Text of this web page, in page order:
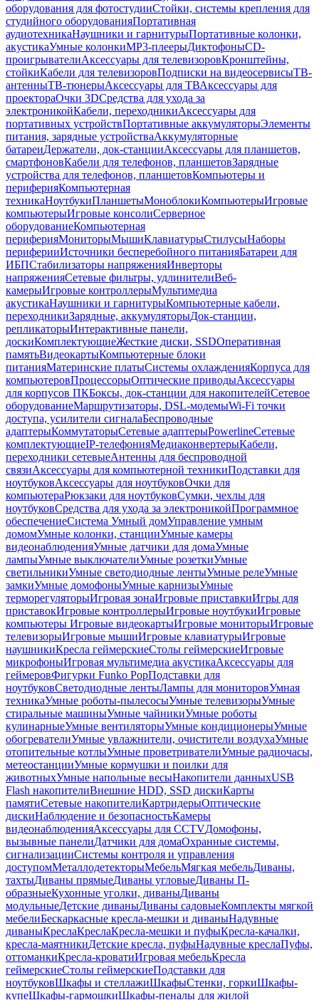
оборудования для фотостудииСтойки, системы крепления для
студийного оборудованияПортативная
аудиотехникаНаушники и гарнитурыПортативные колонки,
акустикаУмные колонкиMP3-плеерыДиктофоныCD-
проигрывателиАксессуары для телевизоровКронштейны,
стойкиКабели для телевизоровПодписки на видеосервисыТВ-
антенныТВ-тюнерыАксессуары для ТВАксессуары для
проектораОчки 3DСредства для ухода за
электроникойКабели, переходникиАксессуары для
портативных устройствПортативные аккумуляторыЭлементы
питания, зарядные устройстваАккумуляторные
батареиДержатели, док-станцииАксессуары для планшетов,
смартфоновКабели для телефонов, планшетовЗарядные
устройства для телефонов, планшетовКомпьютеры и
периферияКомпьютерная
техникаНоутбукиПланшетыМоноблокиКомпьютерыИгровые
компьютерыИгровые консолиСерверное
оборудованиеКомпьютерная
периферияМониторыМышиКлавиатурыСтилусыНаборы
периферииИсточники бесперебойного питанияБатареи для
ИБПСтабилизаторы напряженияИнверторы
напряженияСетевые фильтры, удлинителиВеб-
камерыИгровые контроллерыМультимедиа
акустикаНаушники и гарнитурыКомпьютерные кабели,
переходникиЗарядные, аккумуляторыДок-станции,
репликаторыИнтерактивные панели,
доскиКомплектующиеЖесткие диски, SSDОперативная
памятьВидеокартыКомпьютерные блоки
питанияМатеринские платыСистемы охлажденияКорпуса для
компьютеровПроцессорыОптические приводыАксессуары
для корпусов ПКБоксы, док-станции для накопителейСетевое
оборудованиеМаршрутизаторы, DSL-модемыWi-Fi точки
доступа, усилители сигналаБеспроводные
адаптерыКоммутаторыСетевые адаптерыPowerlineСетевые
комплектующиеIP-телефонияМедиаконвертерыКабели,
переходники сетевыеАнтенны для беспроводной
связиАксессуары для компьютерной техникиПодставки для
ноутбуковАксессуары для ноутбуковОчки для
компьютераРюкзаки для ноутбуковСумки, чехлы для
ноутбуковСредства для ухода за электроникойПрограммное
обеспечениеСистема Умный домУправление умным
домомУмные колонки, станцииУмные камеры
видеонаблюденияУмные датчики для домаУмные
лампыУмные выключателиУмные розеткиУмные
светильникиУмные светодиодные лентыУмные релеУмные
замкиУмные домофоныУмные карнизыУмные
терморегуляторыИгровая зонаИгровые приставкиИгры для
приставокИгровые контроллерыИгровые ноутбукиИгровые
компьютеры Игровые видеокартыИгровые мониторыИгровые
телевизорыИгровые мышиИгровые клавиатурыИгровые
наушникиКресла геймерскиеСтолы геймерскиеИгровые
микрофоныИгровая мультимедиа акустикаАксессуары для
геймеровФигурки Funko PopПодставки для
ноутбуковСветодиодные лентыЛампы для мониторовУмная
техникаУмные роботы-пылесосыУмные телевизорыУмные
стиральные машиныУмные чайникиУмные роботы
кулинарныеУмные вентиляторыУмные кондиционерыУмные
обогревателиУмные увлажнители, очистители воздухаУмные
отопительные котлыУмные проветривателиУмные радиочасы,
метеостанцииУмные кормушки и поилки для
животныхУмные напольные весыНакопители данныхUSB
Flash накопителиВнешние HDD, SSD дискиКарты
памятиСетевые накопителиКартридерыОптические
дискиНаблюдение и безопасностьКамеры
видеонаблюденияАксессуары для CCTVДомофоны,
вызывные панелиДатчики для домаОхранные системы,
сигнализацииСистемы контроля и управления
доступомМеталлодетекторыМебельМягкая мебельДиваны,
тахтыДиваны прямыеДиваны угловыеДиваны П-
образныеКухонные уголки, диваныДиваны
модульныеДетские диваныДиваны садовыеКомплекты мягкой
мебелиБескаркасные кресла-мешки и диваныНадувные
диваныКреслаКреслаКресла-мешки и пуфыКресла-качалки,
кресла-маятникиДетские кресла, пуфыНадувные креслаПуфы,
оттоманкиКресла-кроватиИгровая мебельКресла
геймерскиеСтолы геймерскиеПодставки для
ноутбуковШкафы и стеллажиШкафыСтенки, горкиШкафы-
купеШкафы-гармошкиШкафы-пеналы для жилой